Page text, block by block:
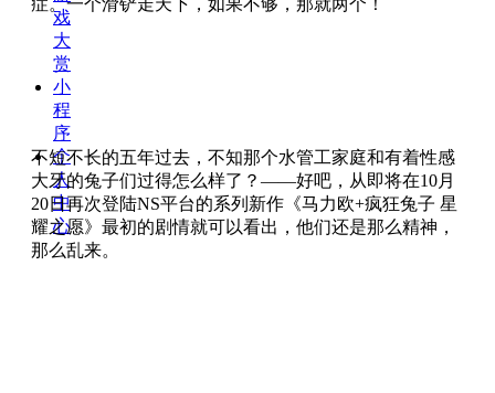
戏
大
赏
小
程
序
个
人
中
心
症。一个滑铲走天下，如果不够，那就两个！
不短不长的五年过去，不知那个水管工家庭和有着性感
大牙的兔子们过得怎么样了？——好吧，从即将在10月
20日再次登陆NS平台的系列新作《马力欧+疯狂兔子 星
耀之愿》最初的剧情就可以看出，他们还是那么精神，
那么乱来。